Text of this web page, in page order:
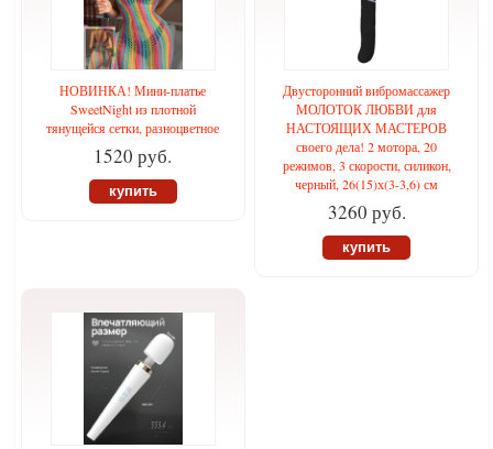
НОВИНКА! Мини-платье
SweetNight из плотной
тянущейся сетки, разноцветное
1520 руб.
купить
Двусторонний вибромассажер
МОЛОТОК ЛЮБВИ для
НАСТОЯЩИХ МАСТЕРОВ
своего дела! 2 мотора, 20
режимов, 3 скорости, силикон,
черный, 26(15)х(3-3,6) см
3260 руб.
купить